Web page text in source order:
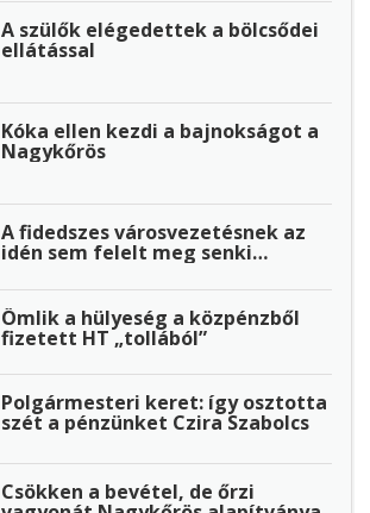
A szülők elégedettek a bölcsődei
ellátással
Kóka ellen kezdi a bajnokságot a
Nagykőrös
A fidedszes városvezetésnek az
idén sem felelt meg senki…
Ömlik a hülyeség a közpénzből
fizetett HT „tollából”
Polgármesteri keret: így osztotta
szét a pénzünket Czira Szabolcs
Csökken a bevétel, de őrzi